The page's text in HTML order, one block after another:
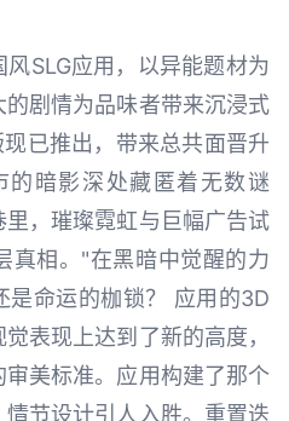
SLG应用，以异能题材为
剧情为品味者带来沉浸式
已推出，带来总共面晋升
暗影深处藏匿着无数谜
，璀璨霓虹与巨幅广告试
真相。"在黑暗中觉醒的力
是命运的枷锁？ 应用的3D
表现上达到了新的高度，
美标准。应用构建了那个
节设计引人入胜。重置迭